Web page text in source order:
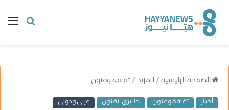
البحث
الصفحة الرئيسية/المزيد/ثقافة وفنون
أخبار ثقافة وفنون جاليري الفنون عربي ودولي